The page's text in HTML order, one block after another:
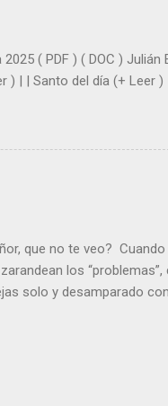
( PDF ) ( DOC )
) | | Santo del día (+ Leer
que no te veo?
los
solo y desamparado
problemas y no gozas de